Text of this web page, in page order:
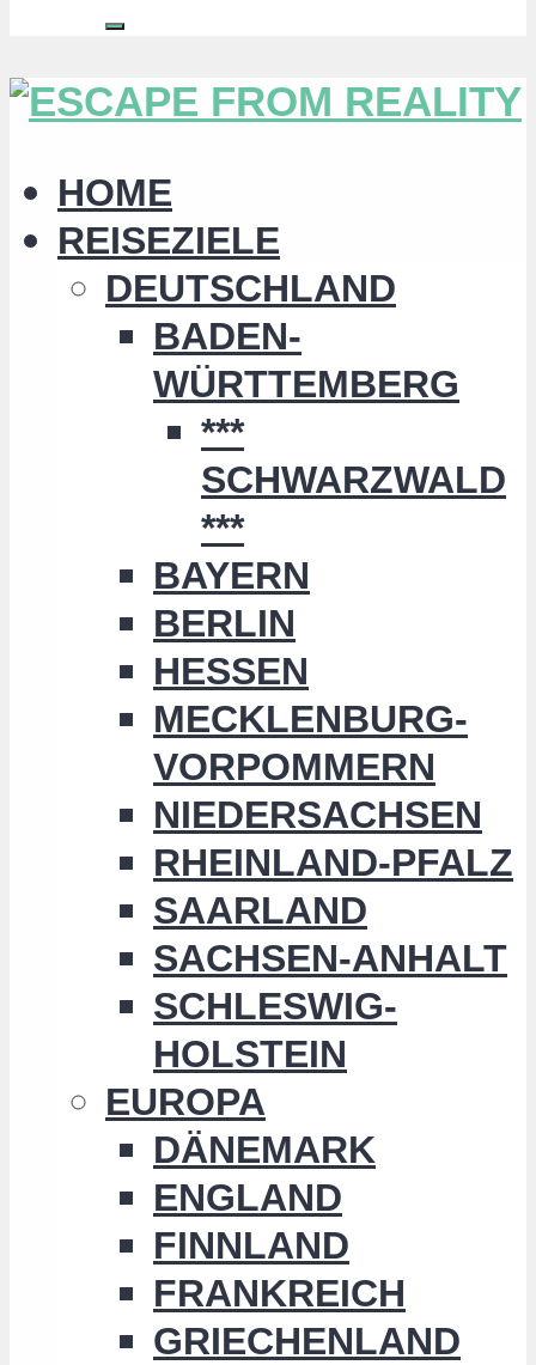
HOME
REISEZIELE
DEUTSCHLAND
BADEN-
WÜRTTEMBERG
***
SCHWARZWALD
***
BAYERN
BERLIN
HESSEN
MECKLENBURG-
VORPOMMERN
NIEDERSACHSEN
RHEINLAND-PFALZ
SAARLAND
SACHSEN-ANHALT
SCHLESWIG-
HOLSTEIN
EUROPA
DÄNEMARK
ENGLAND
FINNLAND
FRANKREICH
GRIECHENLAND